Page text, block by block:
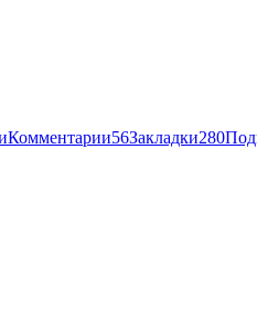
Комментарии56Закладки280